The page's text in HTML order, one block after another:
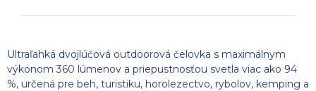
Ultraľahká dvojlúčová outdoorová čelovka s maximálnym
výkonom 360 lúmenov a priepustnosťou svetla viac ako 94
%, určená pre beh, turistiku, horolezectvo, rybolov, kemping a